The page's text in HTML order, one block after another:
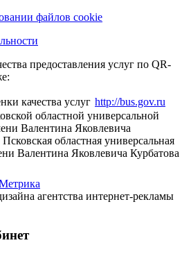
файлов cookie
предоставления услуг по QR-
http://bus.gov.ru
областной универсальной
Валентина Яковлевича
Псковская областная универсальная
Валентина Яковлевича Курбатова
агентства интернет-рекламы